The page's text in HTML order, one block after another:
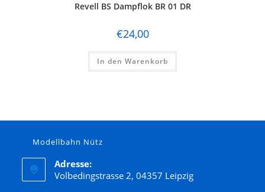
Revell BS Dampflok BR 01 DR
€24,00
In den Warenkorb
Modellbahn Nütz
Adresse:
Volbedingstrasse 2, 04357 Leipzig